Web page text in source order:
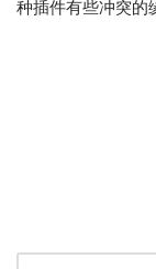
种插件有些冲突